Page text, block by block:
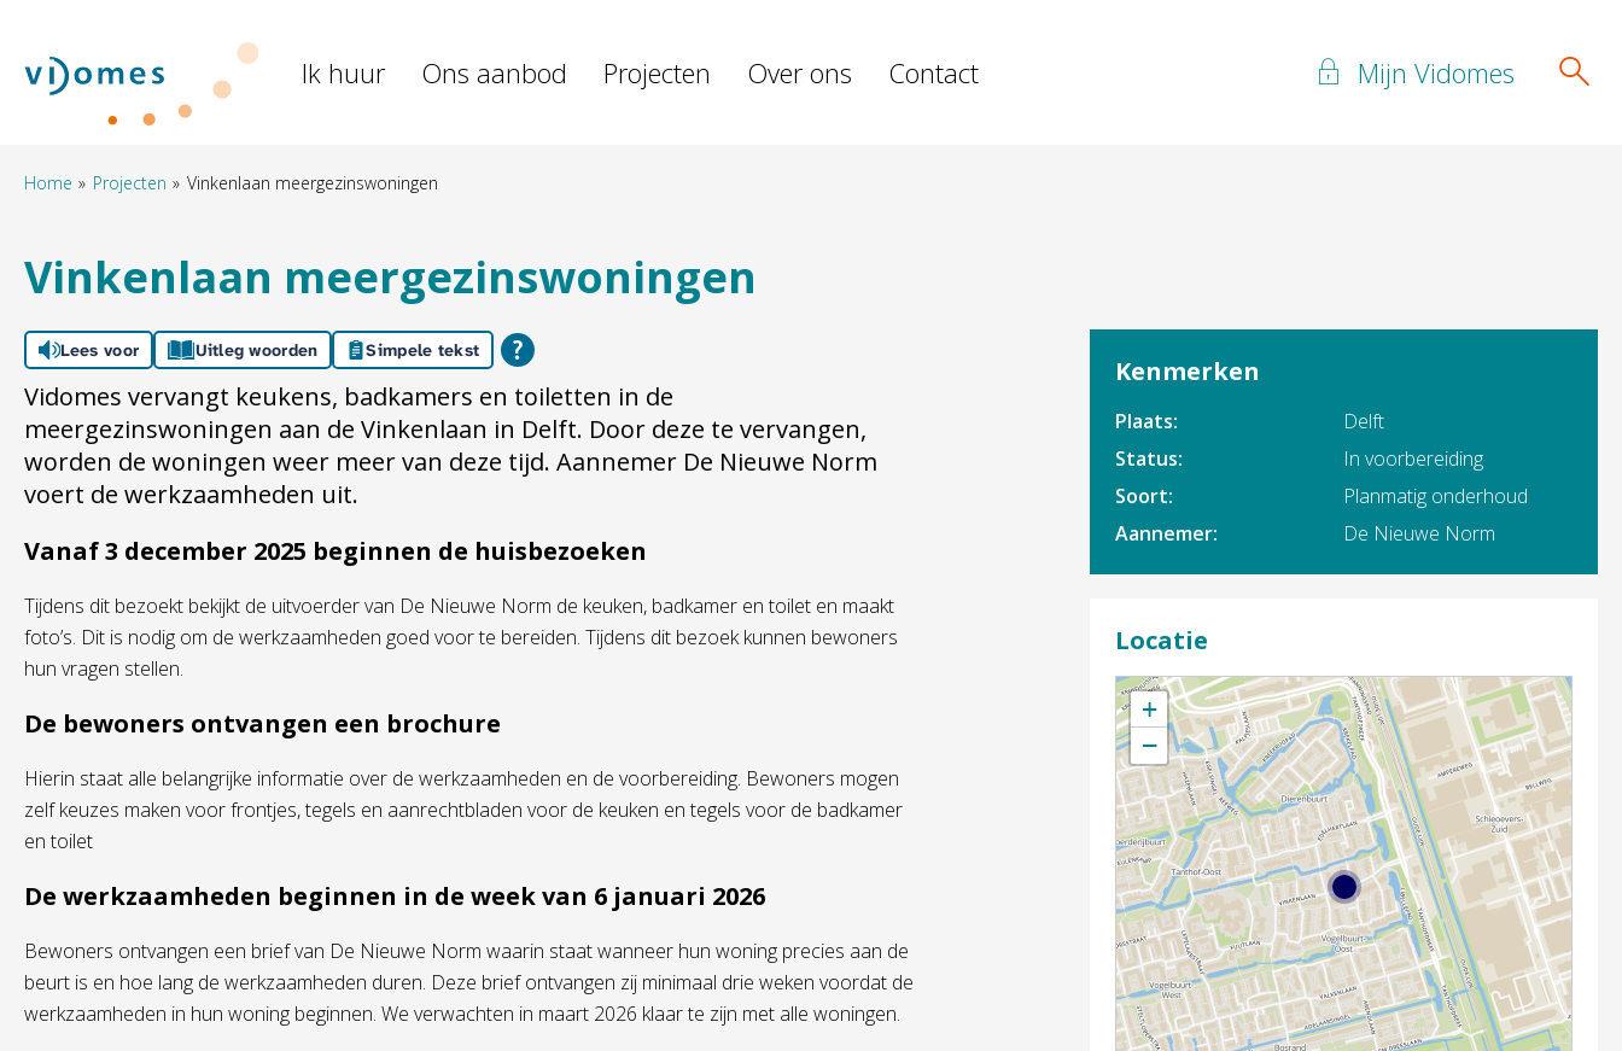
Naar hoofdinhoud
Naar hoofdnavigatiemenu
Naar zoeken
Naar de homepage Ik huur Ons aanbod Projecten Over ons Contact Mijn Vidomes
Home Projecten Vinkenlaan meergezinswoningen
Vinkenlaan meergezinswoningen
Lees voor Uitleg woorden Simpele tekst
Vidomes vervangt keukens, badkamers en toiletten in de
meergezinswoningen aan de Vinkenlaan in Delft. Door deze te vervangen,
worden de woningen weer meer van deze tijd. Aannemer De Nieuwe Norm
voert de werkzaamheden uit.
Vanaf 3 december 2025 beginnen de huisbezoeken
Tijdens dit bezoekt bekijkt de uitvoerder van De Nieuwe Norm de keuken, badkamer en toilet en maakt
foto’s. Dit is nodig om de werkzaamheden goed voor te bereiden. Tijdens dit bezoek kunnen bewoners
hun vragen stellen.
De bewoners ontvangen een brochure
Hierin staat alle belangrijke informatie over de werkzaamheden en de voorbereiding. Bewoners mogen
zelf keuzes maken voor frontjes, tegels en aanrechtbladen voor de keuken en tegels voor de badkamer
en toilet
De werkzaamheden beginnen in de week van 6 januari 2026
Bewoners ontvangen een brief van De Nieuwe Norm waarin staat wanneer hun woning precies aan de
beurt is en hoe lang de werkzaamheden duren. Deze brief ontvangen zij minimaal drie weken voordat de
werkzaamheden in hun woning beginnen. We verwachten in maart 2026 klaar te zijn met alle woningen.
Kenmerken
Plaats:
Delft
Status:
In voorbereiding
Soort:
Planmatig onderhoud
Aannemer:
De Nieuwe Norm
Locatie
+
−